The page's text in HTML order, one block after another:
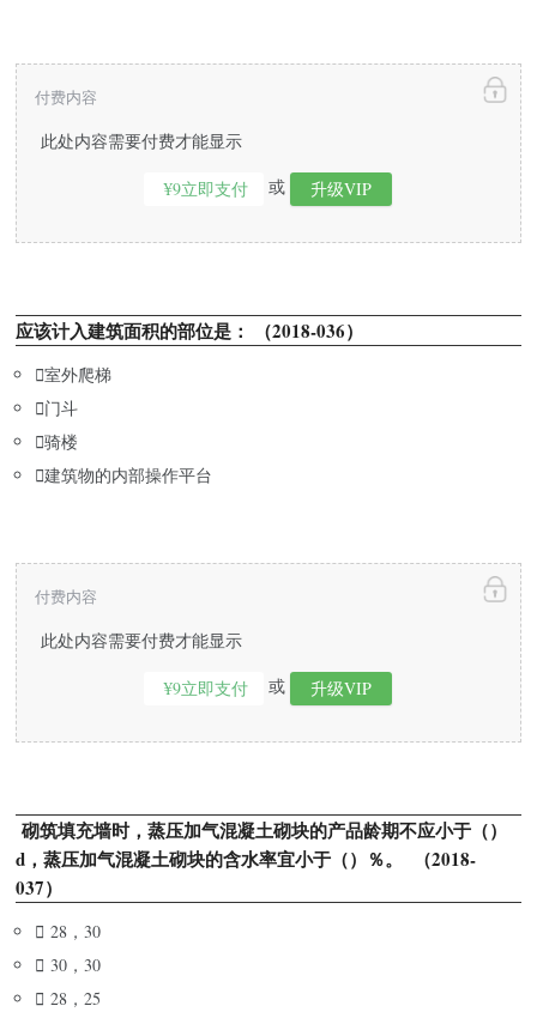
此处内容需要付费才能显示
¥9立即支付 或 升级VIP
付费内容
应该计入建筑面积的部位是： （2018-036）
室外爬梯
门斗
骑楼
建筑物的内部操作平台
此处内容需要付费才能显示
¥9立即支付 或 升级VIP
付费内容
砌筑填充墙时，蒸压加气混凝土砌块的产品龄期不应小于（）
d，蒸压加气混凝土砌块的含水率宜小于（）％。 （2018-
037）
 28，30
 30，30
 28，25